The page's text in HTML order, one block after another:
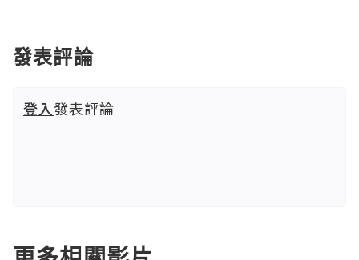
發表評論
登入發表評論